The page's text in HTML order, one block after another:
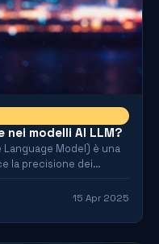
nei modelli AI LLM?
Language Model) è una
la precisione dei…
15 Apr 2025